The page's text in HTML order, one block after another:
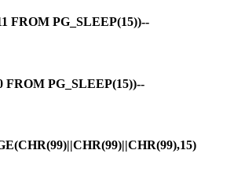
FROM PG_SLEEP(15))--
FROM PG_SLEEP(15))--